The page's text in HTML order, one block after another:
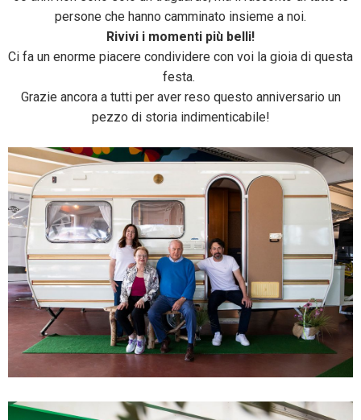
persone che hanno camminato insieme a noi.
Rivivi i momenti più belli!
Ci fa un enorme piacere condividere con voi la gioia di questa
festa.
Grazie ancora a tutti per aver reso questo anniversario un
pezzo di storia indimenticabile!